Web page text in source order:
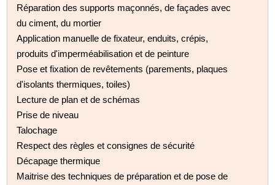
Réparation des supports maçonnés, de façades avec
du ciment, du mortier
Application manuelle de fixateur, enduits, crépis,
produits d'imperméabilisation et de peinture
Pose et fixation de revêtements (parements, plaques
d'isolants thermiques, toiles)
Lecture de plan et de schémas
Prise de niveau
Talochage
Respect des règles et consignes de sécurité
Décapage thermique
Maitrise des techniques de préparation et de pose de